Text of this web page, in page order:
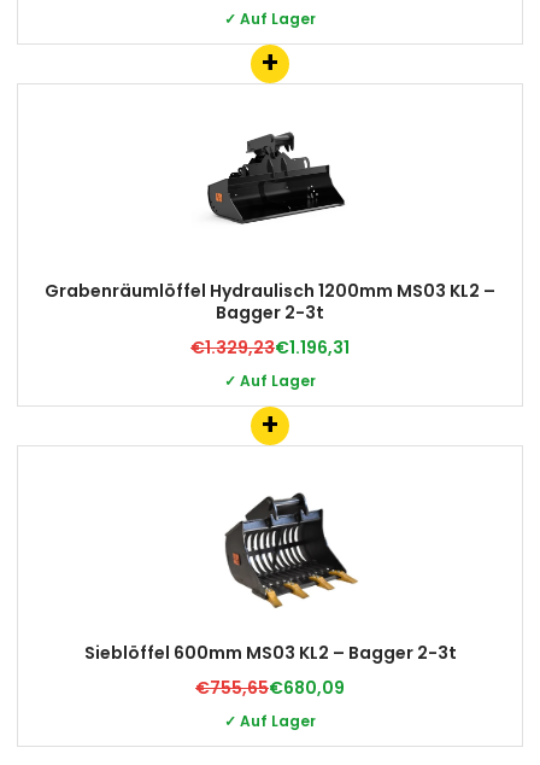
✓ Auf Lager
+
Grabenräumlöffel Hydraulisch 1200mm MS03 KL2 –
Bagger 2-3t
€1.329,23€1.196,31
✓ Auf Lager
+
Sieblöffel 600mm MS03 KL2 – Bagger 2-3t
€755,65€680,09
✓ Auf Lager